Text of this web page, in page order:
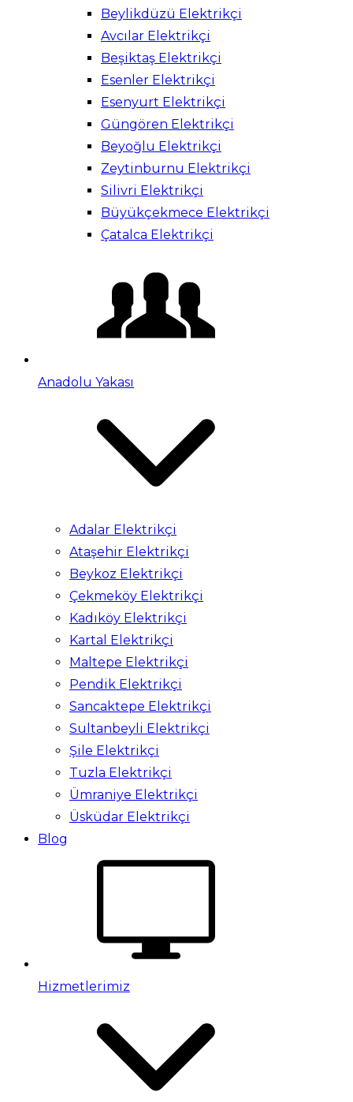
Beylikdüzü Elektrikçi
Avcılar Elektrikçi
Beşiktaş Elektrikçi
Esenler Elektrikçi
Esenyurt Elektrikçi
Güngören Elektrikçi
Beyoğlu Elektrikçi
Zeytinburnu Elektrikçi
Silivri Elektrikçi
Büyükçekmece Elektrikçi
Çatalca Elektrikçi
Anadolu Yakası
Adalar Elektrikçi
Ataşehir Elektrikçi
Beykoz Elektrikçi
Çekmeköy Elektrikçi
Kadıköy Elektrikçi
Kartal Elektrikçi
Maltepe Elektrikçi
Pendik Elektrikçi
Sancaktepe Elektrikçi
Sultanbeyli Elektrikçi
Şile Elektrikçi
Tuzla Elektrikçi
Ümraniye Elektrikçi
Üsküdar Elektrikçi
Blog
Hizmetlerimiz